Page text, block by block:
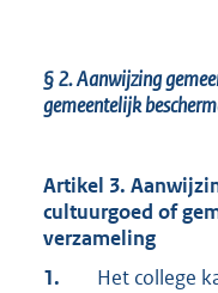
§ 2.Aanwijzing
gemeentelijk
Artikel 3.
cultuurgoed of
verzameling
1.
Het college